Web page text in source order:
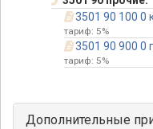
3501 90 100 0
тариф: 5%
3501 90 900 0
тариф: 5%
Дополнительные